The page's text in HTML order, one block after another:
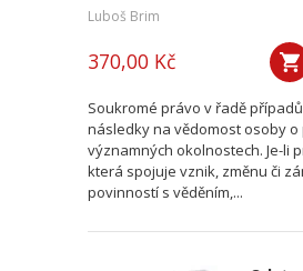
Luboš Brim
370,00 Kč
Soukromé právo v řadě
následky na vědomost osoby o
významných okolnostech. Je-li
která spojuje vznik, změnu či
povinností s věděním,...